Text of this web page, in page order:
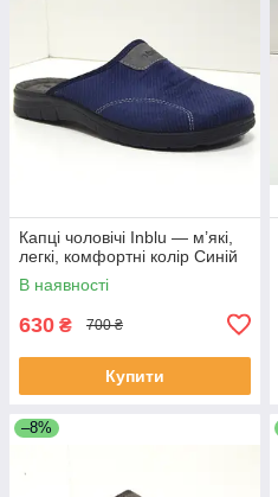
Капці чоловічі Inblu — м’які,
легкі, комфортні колір Синій
В наявності
630 ₴ 700 ₴
Купити
–8%